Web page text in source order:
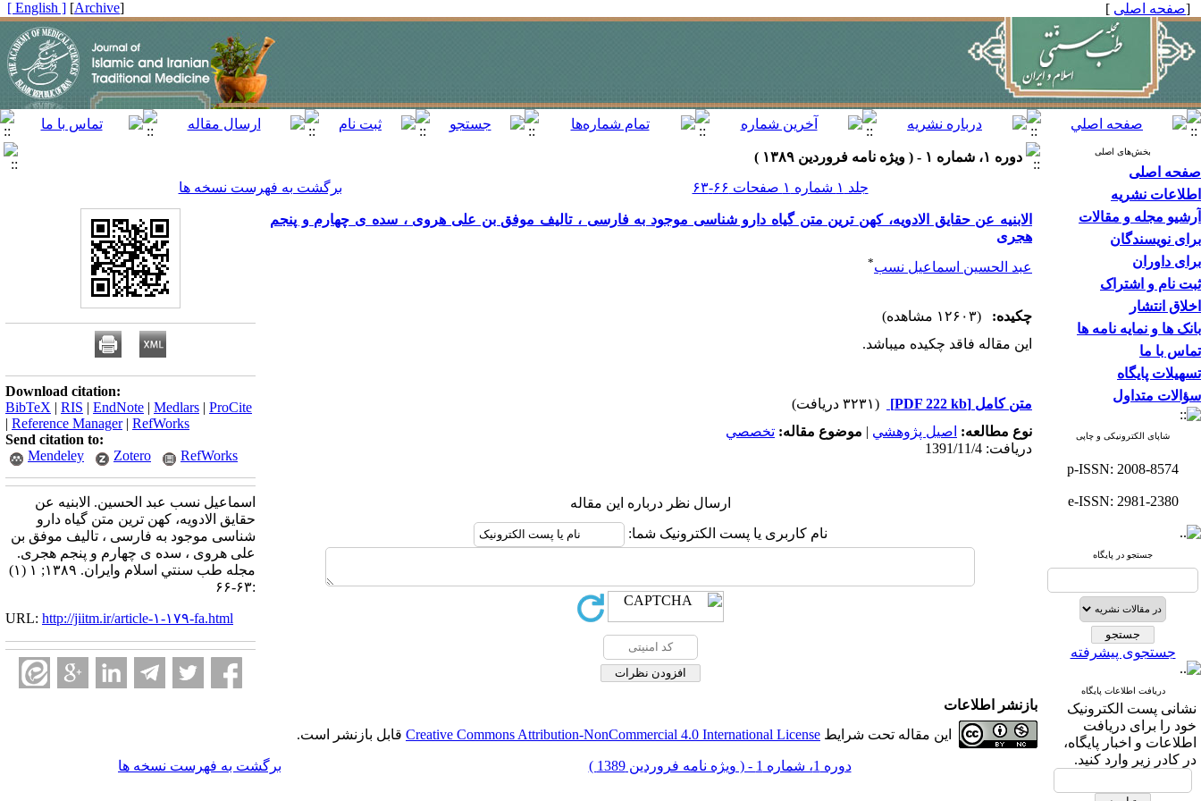
[صفحه اصلی ]
[
Archive
]
[ English ]
بخش‌های اصلی
صفحه اصلی
اطلاعات نشریه
آرشیو مجله و مقالات
برای نویسندگان
برای داوران
ثبت نام و اشتراک
اخلاق انتشار
بانک ها و نمایه نامه ها
تماس با ما
تسهیلات پایگاه
سؤالات متداول
شاپای الکترونیکی و چاپی
p-ISSN: 2008-8574
e-ISSN: 2981-2380
جستجو در پایگاه
جستجوی پیشرفته
دریافت اطلاعات پایگاه
نشانی پست الکترونیک
خود را برای دریافت
اطلاعات و اخبار پایگاه،
در کادر زیر وارد کنید.
دوره ۱، شماره ۱ - ( ويژه نامه فروردين ۱۳۸۹ )
جلد ۱ شماره ۱ صفحات ۶۶-۶۳
برگشت به فهرست نسخه ها
الابنیه عن حقایق الادویه، کهن ترین متن گیاه دارو شناسی موجود به فارسی ، تالیف موفق بن علی هروی ، سده ی چهارم و پنجم
هجری
عبد الحسین اسماعیل نسب*
چکیده:
(۱۲۶۰۳ مشاهده)
این مقاله فاقد چکیده می​باشد.
متن کامل [PDF 222 kb]
(۳۲۳۱ دریافت)
نوع مطالعه: اصيل پژوهشي | موضوع مقاله: تخصصي
دریافت: 1391/11/4
ارسال نظر درباره این مقاله
نام کاربری یا پست الکترونیک شما:
Download citation:
BibTeX | RIS | EndNote | Medlars | ProCite
| Reference Manager| RefWorks
Send citation to:
Mendeley
Zotero RefWorks
اسماعیل نسب عبد الحسین. الابنیه عن
حقایق الادویه، کهن ترین متن گیاه دارو
شناسی موجود به فارسی ، تالیف موفق بن
علی هروی ، سده ی چهارم و پنجم هجری.
مجله طب سنتي اسلام وايران. ۱۳۸۹; ۱ (۱)
:۶۳-۶۶
URL: http://jiitm.ir/article-۱-۱۷۹-fa.html
بازنشر اطلاعات
این مقاله تحت شرایط Creative Commons Attribution-NonCommercial 4.0 International License قابل بازنشر است.
دوره 1، شماره 1 - ( ويژه نامه فروردين 1389 ) برگشت به فهرست نسخه ها